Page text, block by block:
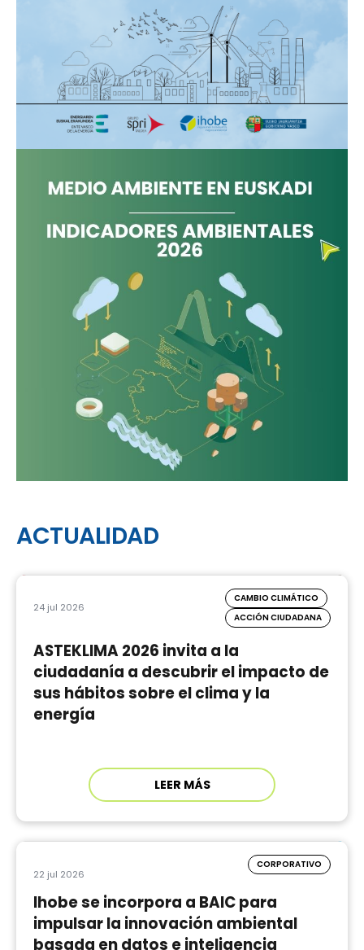
ACTUALIDAD
24 jul 2026
CAMBIO CLIMÁTICO
ACCIÓN CIUDADANA
ASTEKLIMA 2026 invita a la
ciudadanía a descubrir el impacto de
sus hábitos sobre el clima y la
energía
LEER MÁS
22 jul 2026
CORPORATIVO
Ihobe se incorpora a BAIC para
impulsar la innovación ambiental
basada en datos e inteligencia